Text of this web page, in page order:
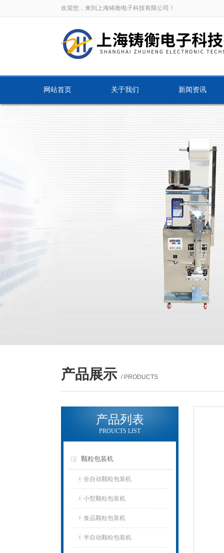
欢迎您，来到上海铸衡电子科技有限公司！
网站首页 关于我们 新闻资讯
产品展示 / PRODUCTS
产品列表
PROUCTS LIST
颗粒包装机
全自动颗粒包装机
小型颗粒包装机
食品颗粒包装机
半自动颗粒包装机